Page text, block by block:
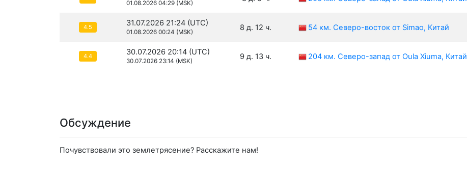
01.08.2026 04:29 (MSK)
4.5 31.07.2026 21:24 (UTC)
01.08.2026 00:24 (MSK) 8 д. 12 ч. 54 км. Северо-восток от Simao, Китай
4.4 30.07.2026 20:14 (UTC)
30.07.2026 23:14 (MSK) 9 д. 13 ч. 204 км. Северо-запад от Oula Xiuma, Китай
Обсуждение
Почувствовали это землетрясение? Расскажите нам!